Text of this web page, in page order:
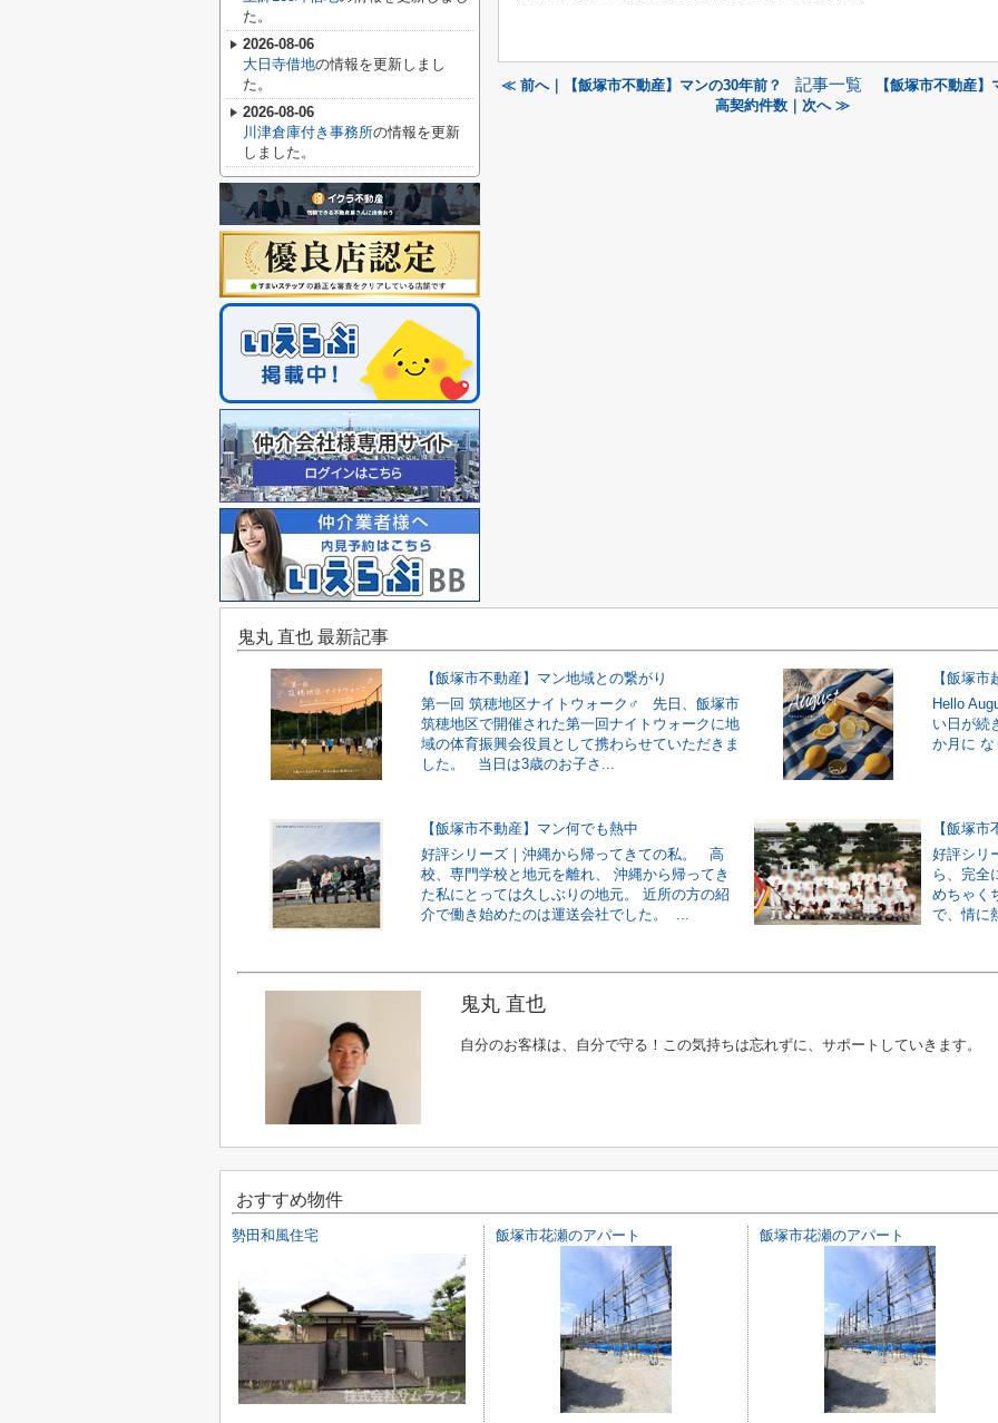
≪ 前へ｜【飯塚市不動産】マンの30年前？ 記事一覧
【飯塚市不動産】
高契約件数｜次へ ≫
た。
2026-08-06
大日寺借地の情報を更新しまし
た。
2026-08-06
川津倉庫付き事務所の情報を更新
しました。
鬼丸 直也 最新記事
【飯塚市不動産】マン地域との繋がり
第一回 筑穂地区ナイトウォーク‍♂️ 先日、飯塚市
筑穂地区で開催された第一回ナイトウォークに地
域の体育振興会役員として携わらせていただきま
した。 当日は3歳のお子さ...
Hello
い日が続
か月に
【飯塚市不動産】マン何でも熱中
好評シリーズ｜沖縄から帰ってきての私。 高
校、専門学校と地元を離れ、 沖縄から帰ってき
た私にとっては久しぶりの地元。 近所の方の紹
介で働き始めたのは運送会社でした。 ...
【飯塚
好評シリ
ら、完全
めちゃく
で、情に
鬼丸 直也
自分のお客様は、自分で守る！この気持ちは忘れずに、サポートしていきます。
おすすめ物件
勢田和風住宅 飯塚市花瀬のアパート 飯塚市花瀬のアパート